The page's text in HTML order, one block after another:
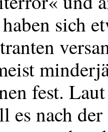
sich
fest.
es nach